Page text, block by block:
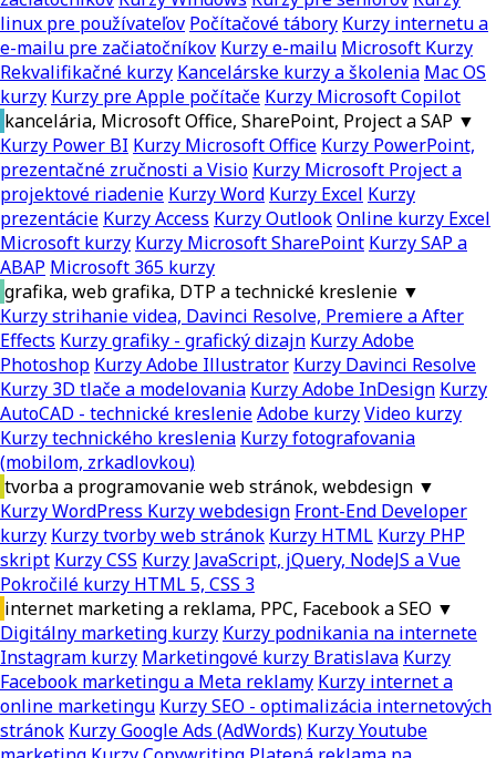
linux pre používateľov Počítačové tábory Kurzy internetu a
e-mailu pre začiatočníkov Kurzy e-mailu Microsoft Kurzy
Rekvalifikačné kurzy Kancelárske kurzy a školenia Mac OS
kurzy Kurzy pre Apple počítače Kurzy Microsoft Copilot
kancelária, Microsoft Office, SharePoint, Project a SAP ▼
Kurzy Power BI Kurzy Microsoft Office Kurzy PowerPoint,
prezentačné zručnosti a Visio Kurzy Microsoft Project a
projektové riadenie Kurzy Word Kurzy Excel Kurzy
prezentácie Kurzy Access Kurzy OutlookOnline kurzy Excel
Microsoft kurzy Kurzy Microsoft SharePoint Kurzy SAP a
ABAP Microsoft 365 kurzy
grafika, web grafika, DTP a technické kreslenie ▼
Kurzy strihanie videa, Davinci Resolve, Premiere a After
Effects Kurzy grafiky - grafický dizajn Kurzy Adobe
Photoshop Kurzy Adobe Illustrator Kurzy Davinci Resolve
Kurzy 3D tlače a modelovania Kurzy Adobe InDesign Kurzy
AutoCAD - technické kreslenieAdobe kurzyVideo kurzy
Kurzy technického kreslenia Kurzy fotografovania
(mobilom, zrkadlovkou)
tvorba a programovanie web stránok, webdesign ▼
Kurzy WordPress Kurzy webdesign Front-End Developer
kurzy Kurzy tvorby web stránok Kurzy HTML Kurzy PHP
skript Kurzy CSS Kurzy JavaScript, jQuery, NodeJS a Vue
Pokročilé kurzy HTML 5, CSS 3
internet marketing a reklama, PPC, Facebook a SEO ▼
Digitálny marketing kurzy Kurzy podnikania na internete
Instagram kurzy Marketingové kurzy Bratislava Kurzy
Facebook marketingu a Meta reklamy Kurzy internet a
online marketingu Kurzy SEO - optimalizácia internetových
stránok Kurzy Google Ads (AdWords) Kurzy Youtube